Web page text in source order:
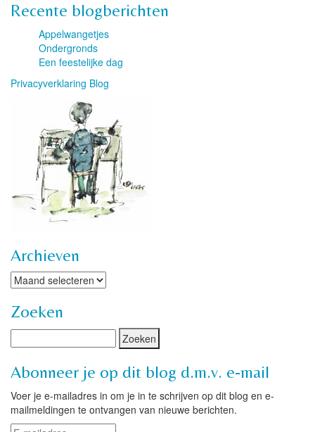
Recente blogberichten
Appelwangetjes
Ondergronds
Een feestelijke dag
Privacyverklaring Blog
Archieven
Archieven
Zoeken
Abonneer je op dit blog d.m.v. e-mail
Voer je e-mailadres in om je in te schrijven op dit blog en e-
mailmeldingen te ontvangen van nieuwe berichten.